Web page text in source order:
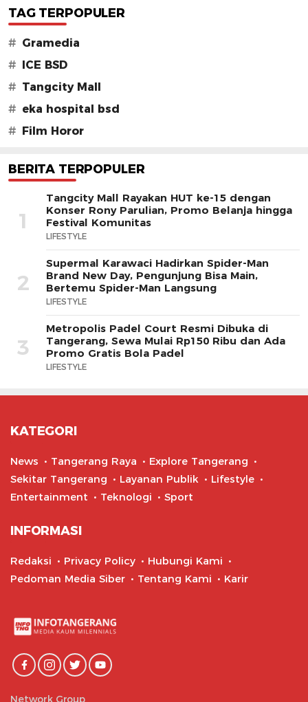
TAG TERPOPULER
# Gramedia
#
ICE BSD
# Tangcity Mall
# eka hospital bsd
#
Film Horor
BERITA TERPOPULER
1
Tangcity Mall Rayakan HUT ke-15 dengan
Konser Rony Parulian, Promo Belanja hingga
Festival Komunitas
LIFESTYLE
2
Supermal Karawaci Hadirkan Spider-Man
Brand New Day, Pengunjung Bisa Main,
Bertemu Spider-Man Langsung
LIFESTYLE
3
Metropolis Padel Court Resmi Dibuka di
Tangerang, Sewa Mulai Rp150 Ribu dan Ada
Promo Gratis Bola Padel
LIFESTYLE
KATEGORI
News Tangerang Raya
Explore Tangerang
Sekitar Tangerang
Layanan Publik
Lifestyle
Entertainment
Teknologi Sport
INFORMASI
Redaksi Privacy Policy
Hubungi Kami
Pedoman Media Siber
Tentang Kami Karir
Network Group